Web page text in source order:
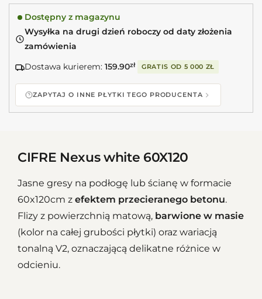
Dostępny z magazynu
Wysyłka na drugi dzień roboczy od daty złożenia
zamówienia
Dostawa kurierem: 159.90zł GRATIS OD 5 000 ZŁ
ZAPYTAJ O INNE PŁYTKI TEGO PRODUCENTA
CIFRE Nexus white 60X120
Jasne gresy na podłogę lub ścianę w formacie
60x120cm z efektem przecieranego betonu.
Flizy z powierzchnią matową, barwione w masie
(kolor na całej grubości płytki) oraz wariacją
tonalną V2, oznaczającą delikatne różnice w
odcieniu.